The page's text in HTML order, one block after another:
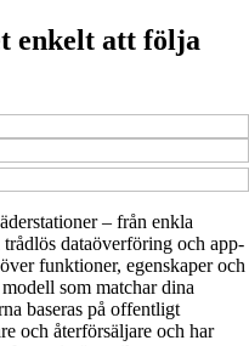
enkelt att följa
– från enkla
dataöverföring och app-
funktioner, egenskaper och
som matchar dina
baseras på offentligt
och återförsäljare och har